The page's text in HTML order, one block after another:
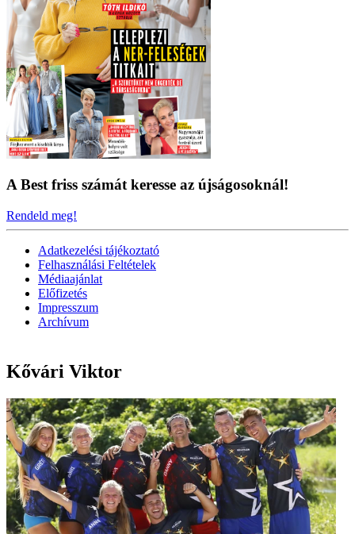
A Best friss számát keresse az újságosoknál!
Rendeld meg!
Adatkezelési tájékoztató
Felhasználási Feltételek
Médiaajánlat
Előfizetés
Impresszum
Archívum
Kővári Viktor